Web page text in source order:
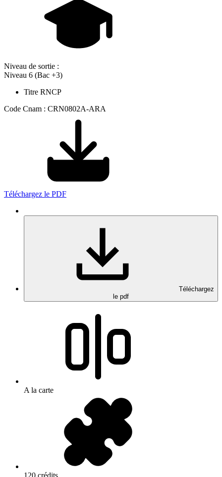
Niveau de sortie :
Niveau 6 (Bac +3)
Titre RNCP
Code Cnam : CRN0802A-ARA
Téléchargez le PDF
Téléchargez
le pdf
A la carte